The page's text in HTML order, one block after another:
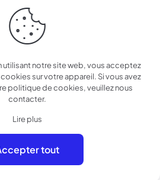
Contact
de conduire | Tous droits
notre site web, vous acceptez
sur votre appareil. Si vous avez
politique de cookies, veuillez nous
contacter.
Lire plus
tout